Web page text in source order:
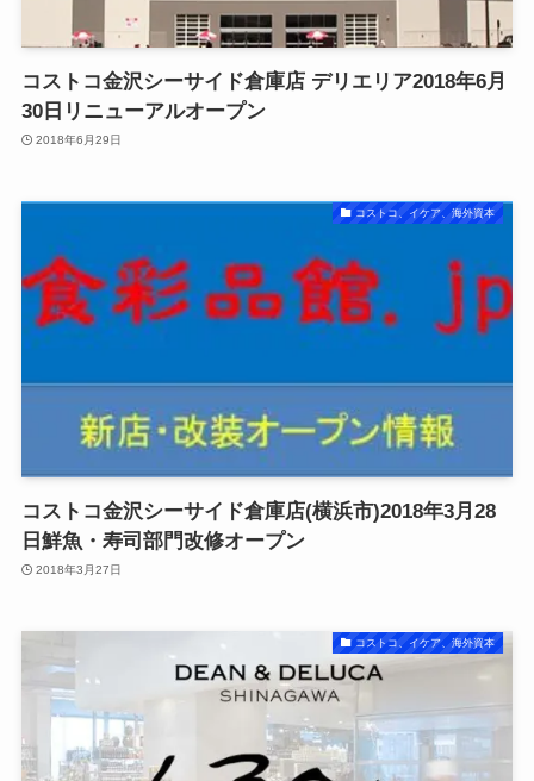
コストコ⾦沢シーサイド倉庫店 デリエリア2018年6月
30日リニューアルオープン
2018年6月29日
コストコ、イケア、海外資本
コストコ金沢シーサイド倉庫店(横浜市)2018年3月28
日鮮魚・寿司部門改修オープン
2018年3月27日
コストコ、イケア、海外資本